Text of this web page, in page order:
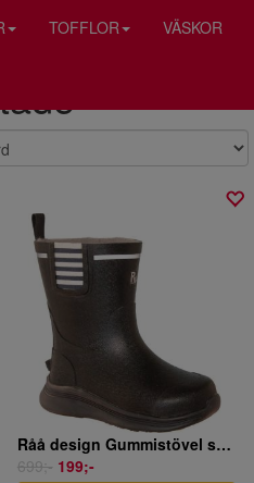
TOFFLOR VÄSKOR
Råå design Gummistövel svart
699;- 199;-